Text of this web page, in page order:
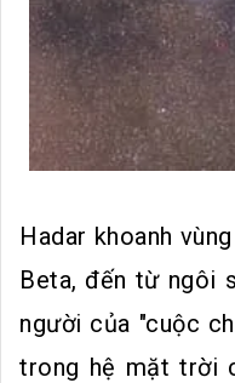
Hadar khoanh
Beta, đến từ ngôi
người của "cuộc
trong hệ mặt trời